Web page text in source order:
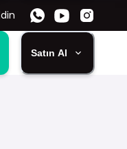
Satın Al